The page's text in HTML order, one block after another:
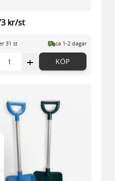
kr/st
31 st ca 1-2 dagar
+ KÖP